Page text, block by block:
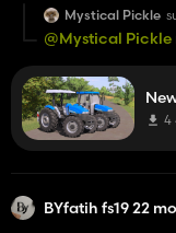
Mystical Pickle
@Mystical Pickle
4
BYfatih fs19 22